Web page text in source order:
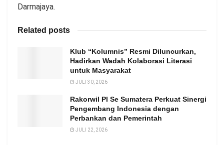
Darmajaya.
Related posts
Klub “Kolumnis” Resmi Diluncurkan,
Hadirkan Wadah Kolaborasi Literasi
untuk Masyarakat
JULI 30, 2026
Rakorwil PI Se Sumatera Perkuat Sinergi
Pengembang Indonesia dengan
Perbankan dan Pemerintah
JULI 22, 2026